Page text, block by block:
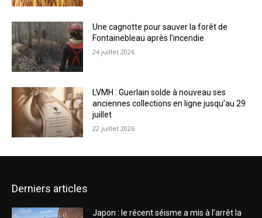
Une cagnotte pour sauver la forêt de
Fontainebleau après l’incendie
24 juillet 2026
LVMH : Guerlain solde à nouveau ses
anciennes collections en ligne jusqu’au 29
juillet
22 juillet 2026
Derniers articles
Japon : le récent séisme a mis à l’arrêt la